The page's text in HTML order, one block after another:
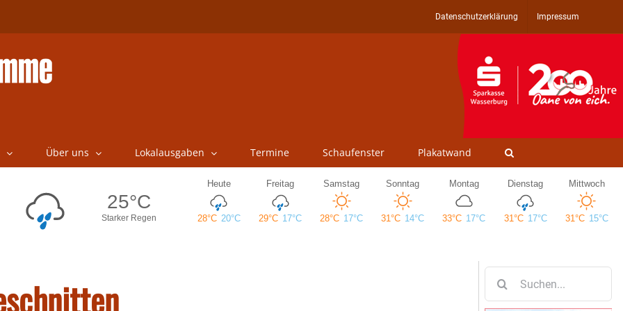
Datenschutzerklärung Impressum
Über uns Lokalausgaben Termine Schaufenster Plakatwand
nach: